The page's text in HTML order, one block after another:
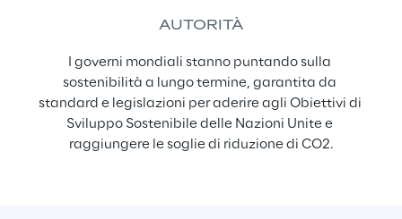
AUTORITÀ
I governi mondiali stanno puntando sulla
sostenibilità a lungo termine, garantita da
standard e legislazioni per aderire agli Obiettivi di
Sviluppo Sostenibile delle Nazioni Unite e
raggiungere le soglie di riduzione di CO2.